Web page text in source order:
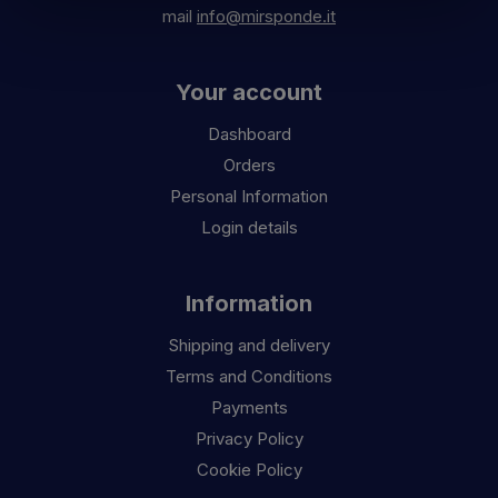
mail info@mirsponde.it
Your account
Dashboard
Orders
Personal Information
Login details
Information
Shipping and delivery
Terms and Conditions
Payments
Privacy Policy
Cookie Policy